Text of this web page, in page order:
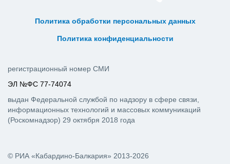
Политика обработки персональных данных
Политика конфиденциальности
© РИА «Кабардино-Балкария» 2013-2026
регистрационный номер СМИ
ЭЛ №ФС 77-74074
выдан Федеральной службой по надзору в сфере связи,
информационных технологий и массовых коммуникаций
(Роскомнадзор) 29 октября 2018 года